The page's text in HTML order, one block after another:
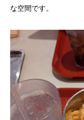
な空間です。